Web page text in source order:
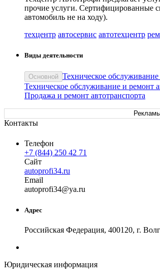
прочие услуги. Сертифицированные
автомобиль не на ходу).
техцентр автосервис автотехцентр
Виды деятельности
Основной Техническое
Техническое обслуживание и ремонт
Продажа и ремонт автотранспорта
Контакты
Телефон
+7 (844) 250 42 71
Сайт
autoprofi34.ru
Email
autoprofi34@ya.ru
Адрес
Российская Федерация, 400120, г.
Юридическая информация